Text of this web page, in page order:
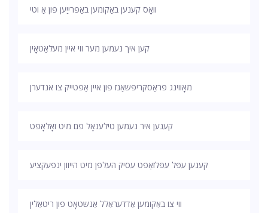
וואָס קענען באַקומען באַפרייַען פון אַ וטי
קען איך נעמען מער ווי איין מעלאַטאָין
מאָווינג פּראַסקריפּשאַנז פון איין אַפּטייק צו אנדערן
קענען איר נעמען טילענאָל פּם מיט זאָלאָפט
קענען עפּל עפּלזאַפט עסיק העלפן מיט הייוון ינפעקציע
ווי צו באַקומען אַדדעראַלל אַנשטאָט פון ריטאַלין